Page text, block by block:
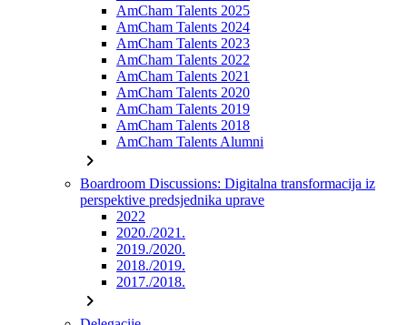
AmCham Talents 2025
AmCham Talents 2024
AmCham Talents 2023
AmCham Talents 2022
AmCham Talents 2021
AmCham Talents 2020
AmCham Talents 2019
AmCham Talents 2018
AmCham Talents Alumni
chevron_right
Boardroom Discussions: Digitalna transformacija iz
perspektive predsjednika uprave
2022
2020./2021.
2019./2020.
2018./2019.
2017./2018.
chevron_right